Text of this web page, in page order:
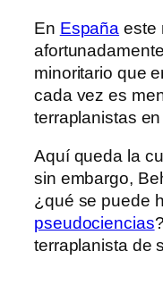
En España este
minoritario que
cada vez es
terraplanistas
Aquí queda la
sin embargo,
¿qué se puede
pseudociencias
terraplanista de